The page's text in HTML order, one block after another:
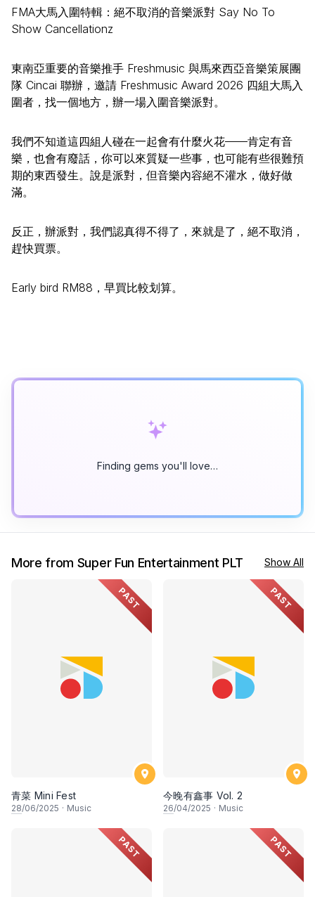
FMA大馬入圍特輯：絕不取消的音樂派對 Say No To
Show Cancellationz
東南亞重要的音樂推手 Freshmusic 與馬來西亞音樂策展團
隊 Cincai 聯辦，邀請 Freshmusic Award 2026 四組大馬入
圍者，找一個地方，辦一場入圍音樂派對。
我們不知道這四組人碰在一起會有什麼火花——肯定有音
樂，也會有廢話，你可以來質疑一些事，也可能有些很難預
期的東西發生。說是派對，但音樂內容絕不灌水，做好做
滿。
反正，辦派對，我們認真得不得了，來就是了，絕不取消，
趕快買票。
Early bird RM88，早買比較划算。
Finding gems you'll love…
More from Super Fun Entertainment PLT Show All
PAST
青菜 Mini Fest
28/06/2025 · Music
PAST
今晚有鑫事 Vol. 2
26/04/2025 · Music
PAST PAST